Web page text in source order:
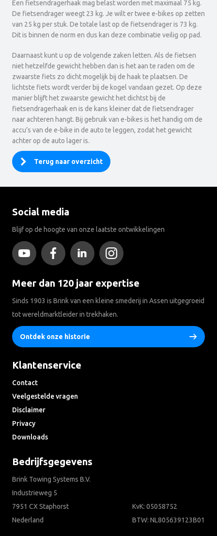
Een fietsendragerhaak mag belast worden met maximaal 75 kg.
De fietsendrager weegt 23 kg. Je wilt er twee e-bikes op zetten
van 25 kg per stuk. De totale last op de fietsendrager is 73 kg.
Dit is binnen de norm en dus kan deze combinatie veilig op pad.
Daarnaast kunt u op de volgende zaken letten. Als de fietsen
niet hetzelfde gewicht hebben dan is het aan te raden om de
zwaarste fiets zo dicht mogelijk bij de haak te plaatsen. De
lichtste fiets wordt verder bij de kogel vandaan gezet. Op deze
manier blijft het zwaarste gewicht het dichtst bij de
fietsendragerhaak en is de kans kleiner dat de fietsendrager
naar achteren hangt. Bij gebruik van e-bikes is het handig om de
accu’s van de e-bike in de auto te leggen, zodat het gewicht
achter op de auto lager is.
Terug naar overzicht
Social media
Blijf op de hoogte van onze laatste ontwikkelingen
Meer dan 120 jaar expertise
Sinds 1903 is Brink van een kleine smederij in Assen uitgegroeid
tot wereldmarktleider in trekhaken.
Ontdek onze historie
Klantenservice
Contact
Veelgestelde vragen
Disclaimer
Privacy
Downloads
Bedrijfsgegevens
Brink Towing Systems B.V.
Industrieweg 5
7951 CX Staphorst
Nederland
KvK: 05058752
BTW: NL805639123B01